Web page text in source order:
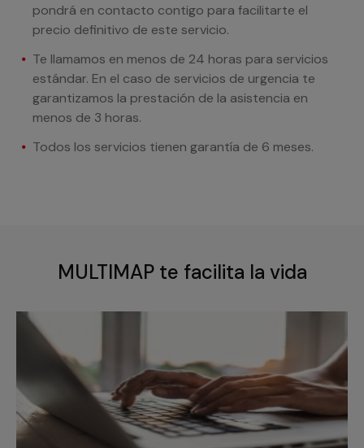
pondrá en contacto contigo para facilitarte el
precio definitivo de este servicio.
Te llamamos en menos de 24 horas para servicios
estándar. En el caso de servicios de urgencia te
garantizamos la prestación de la asistencia en
menos de 3 horas.
Todos los servicios tienen garantía de 6 meses.
MULTIMAP te facilita la vida